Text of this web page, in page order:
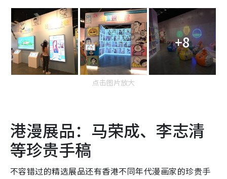
+8
点击图片放大
港漫展品：马荣成、李志清
等珍贵手稿
不容错过的精选展品还有香港不同年代漫画家的珍贵手